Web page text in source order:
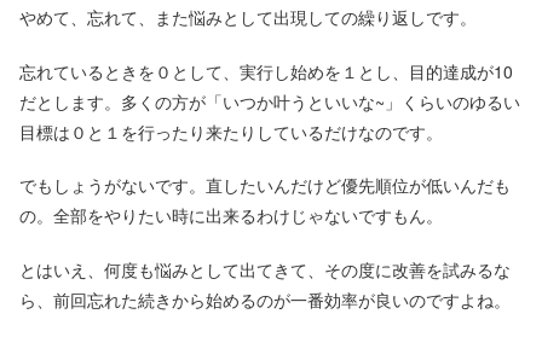
やめて、忘れて、また悩みとして出現しての繰り返しです。
忘れているときを０として、実行し始めを１とし、目的達成が10
だとします。多くの方が「いつか叶うといいな~」くらいのゆるい
目標は０と１を行ったり来たりしているだけなのです。
でもしょうがないです。直したいんだけど優先順位が低いんだも
の。全部をやりたい時に出来るわけじゃないですもん。
とはいえ、何度も悩みとして出てきて、その度に改善を試みるな
ら、前回忘れた続きから始めるのが一番効率が良いのですよね。